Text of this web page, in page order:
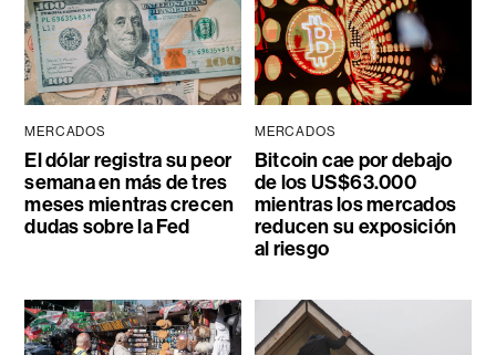
MERCADOS
El dólar registra su peor
semana en más de tres
meses mientras crecen
dudas sobre la Fed
MERCADOS
Bitcoin cae por debajo
de los US$63.000
mientras los mercados
reducen su exposición
al riesgo